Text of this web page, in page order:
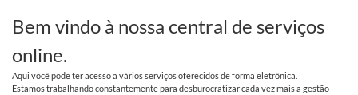
Bem vindo à nossa central de serviços
online.
Aqui você pode ter acesso a vários serviços oferecidos de forma eletrônica.
Estamos trabalhando constantemente para desburocratizar cada vez mais a gestão